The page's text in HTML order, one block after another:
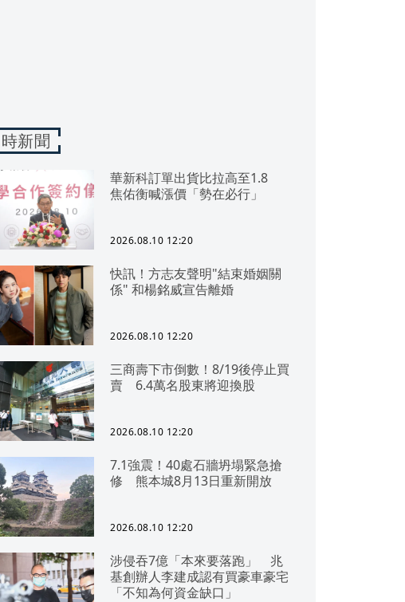
新聞
華新科訂單出貨比拉高至1.8
焦佑衡喊漲價「勢在必行」
2026.08.10 12:20
快訊！方志友聲明"結束婚姻關
係" 和楊銘威宣告離婚
2026.08.10 12:20
三商壽下市倒數！8/19後停止買
賣 6.4萬名股東將迎換股
2026.08.10 12:20
7.1強震！40處石牆坍塌緊急搶
修 熊本城8月13日重新開放
2026.08.10 12:20
涉侵吞7億「本來要落跑」 兆
基創辦人李建成認有買豪車豪宅
「不知為何資金缺口」